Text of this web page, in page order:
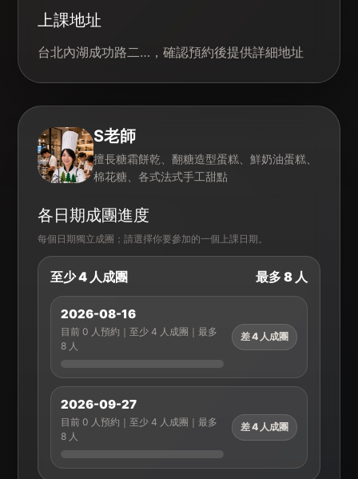
上課地址
台北內湖成功路二…，確認預約後提供詳細地址
S老師
擅長糖霜餅乾、翻糖造型蛋糕、鮮奶油蛋糕、
棉花糖、各式法式手工甜點
各日期成團進度
每個日期獨立成團；請選擇你要參加的一個上課日期。
至少 4 人成團 最多 8 人
2026-08-16
目前 0 人預約｜至少 4 人成團｜最多
8 人
差 4 人成團
2026-09-27
目前 0 人預約｜至少 4 人成團｜最多
8 人
差 4 人成團